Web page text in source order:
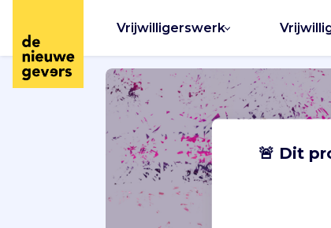
Vrijwilligerswerk
🚨 Dit